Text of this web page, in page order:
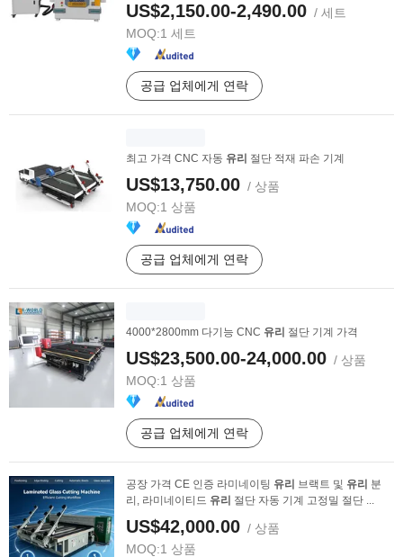
US$2,150.00-2,490.00 / 세트
MOQ:1 세트
공급 업체에게 연락
최고 가격 CNC 자동 유리 절단 적재 파손 기계
US$13,750.00 / 상품
MOQ:1 상품
공급 업체에게 연락
4000*2800mm 다기능 CNC 유리 절단 기계 가격
US$23,500.00-24,000.00 / 상품
MOQ:1 상품
공급 업체에게 연락
공장 가격 CE 인증 라미네이팅 유리 브랙트 및 유리 분
리, 라미네이티드 유리 절단 자동 기계 고정밀 절단 ...
US$42,000.00 / 상품
MOQ:1 상품